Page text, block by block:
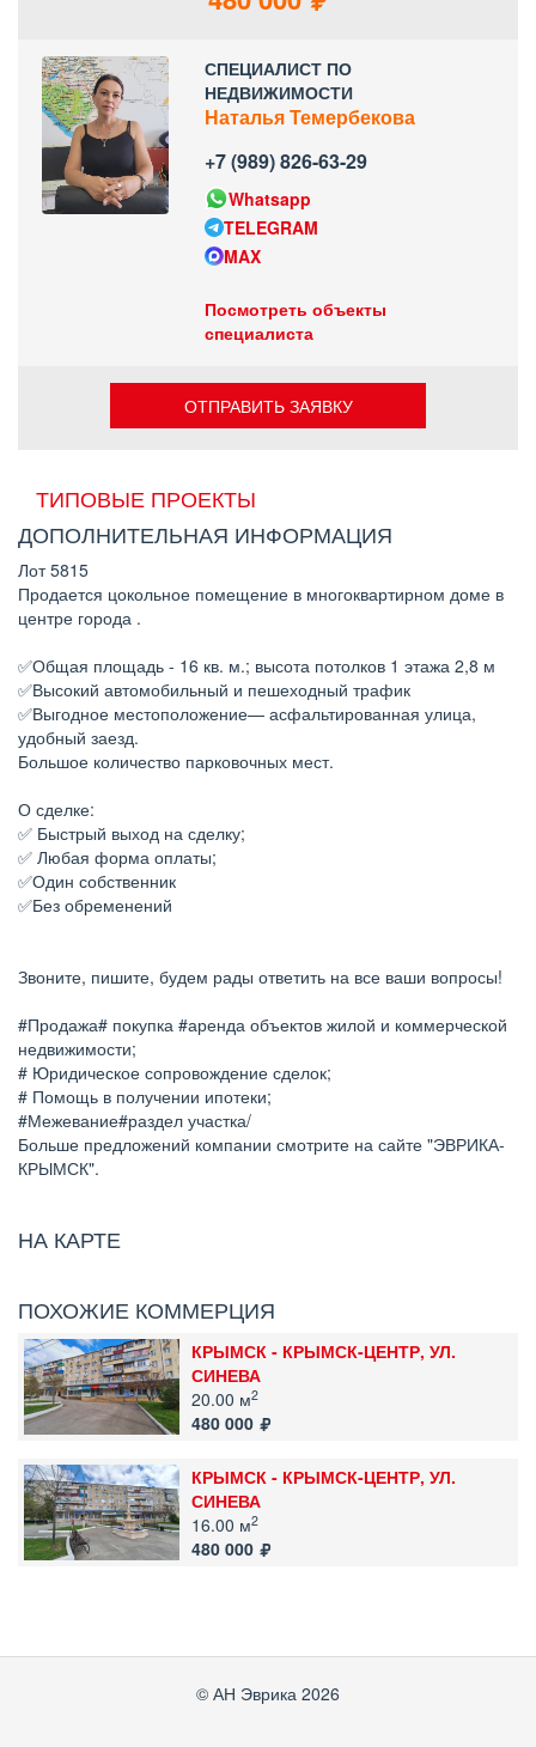
СПЕЦИАЛИСТ ПО
НЕДВИЖИМОСТИ
Наталья Темербекова
+7 (989) 826-63-29
Whatsapp
TELEGRAM
MAX
Посмотреть объекты
специалиста
ОТПРАВИТЬ ЗАЯВКУ
ТИПОВЫЕ ПРОЕКТЫ
ДОПОЛНИТЕЛЬНАЯ ИНФОРМАЦИЯ
Лот 5815
Продается цокольное помещение в многоквартирном доме в
центре города .
✅Общая площадь - 16 кв. м.; высота потолков 1 этажа 2,8 м
✅Высокий автомобильный и пешеходный трафик
✅Выгодное местоположение— асфальтированная улица,
удобный заезд.
Большое количество парковочных мест.
О сделке:
✅ Быстрый выход на сделку;
✅ Любая форма оплаты;
✅Один собственник
✅Без обременений
Звоните, пишите, будем рады ответить на все ваши вопросы!
#Продажа# покупка #аренда объектов жилой и коммерческой
недвижимости;
# Юридическое сопровождение сделок;
# Помощь в получении ипотеки;
#Межевание#раздел участка/
Больше предложений компании смотрите на сайте "ЭВРИКА-
КРЫМСК".
НА КАРТЕ
ПОХОЖИЕ КОММЕРЦИЯ
КРЫМСК - КРЫМСК-ЦЕНТР, УЛ.
СИНЕВА
20.00 м2
480 000
КРЫМСК - КРЫМСК-ЦЕНТР, УЛ.
СИНЕВА
16.00 м2
480 000
© АН Эврика 2026